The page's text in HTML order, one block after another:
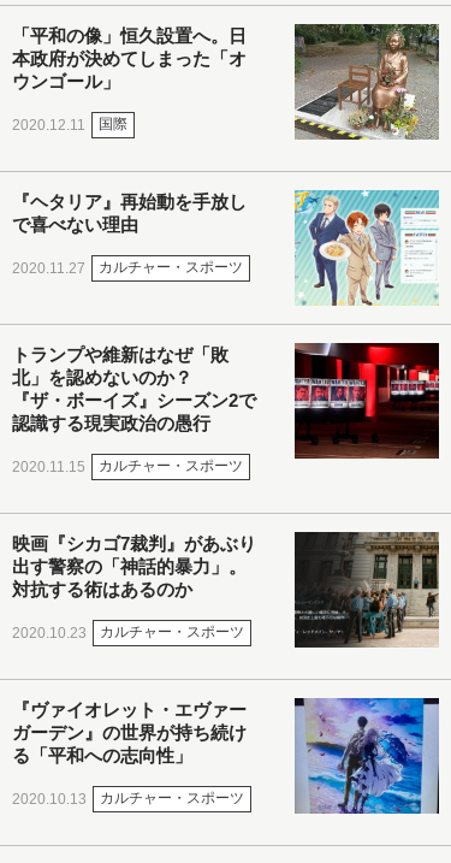
「平和の像」恒久設置へ。日
本政府が決めてしまった「オ
ウンゴール」
2020.12.11 国際
『ヘタリア』再始動を手放し
で喜べない理由
2020.11.27 カルチャー・スポーツ
トランプや維新はなぜ「敗
北」を認めないのか？
『ザ・ボーイズ』シーズン2で
認識する現実政治の愚行
2020.11.15 カルチャー・スポーツ
映画『シカゴ7裁判』があぶり
出す警察の「神話的暴力」。
対抗する術はあるのか
2020.10.23 カルチャー・スポーツ
『ヴァイオレット・エヴァー
ガーデン』の世界が持ち続け
る「平和への志向性」
2020.10.13 カルチャー・スポーツ